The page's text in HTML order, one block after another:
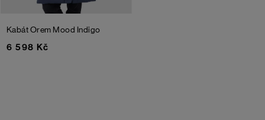
Kabát Orem Mood Indigo
6 598 Kč